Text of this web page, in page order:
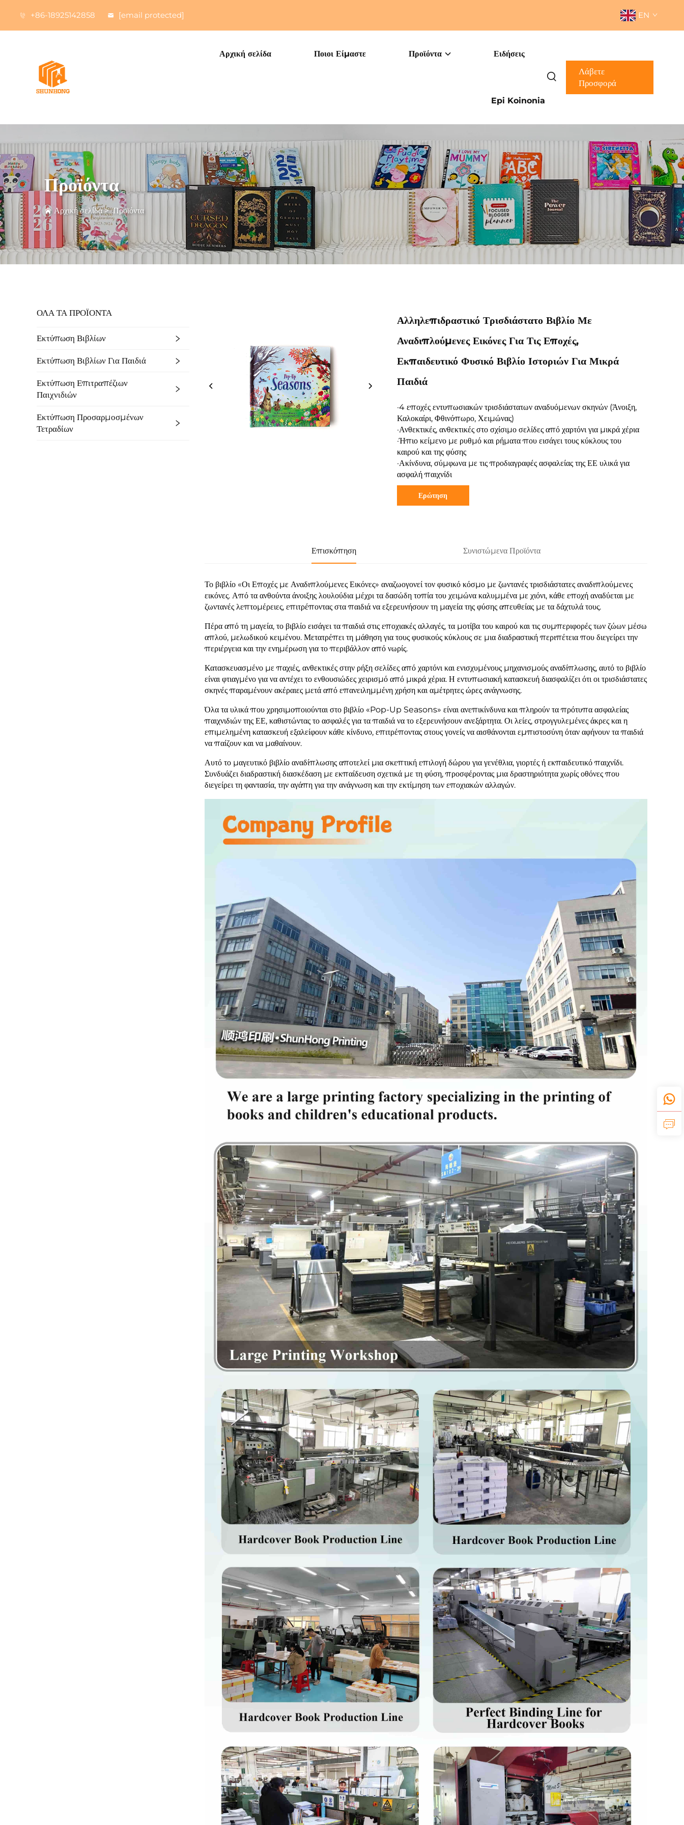
+86-18925142858 [email protected] EN
Αρχική σελίδα Ποιοι Είμαστε Προϊόντα Ειδήσεις
Epi Koinonia
Λάβετε
Προσφορά
Προϊόντα
Αρχική σελίδα>Προϊόντα
ΟΛΑ ΤΑ ΠΡΟΪΟΝΤΑ
Εκτύπωση Βιβλίων
Εκτύπωση Βιβλίων Για Παιδιά
Εκτύπωση Επιτραπέζιων
Παιχνιδιών
Εκτύπωση Προσαρμοσμένων
Τετραδίων
Αλληλεπιδραστικό Τρισδιάστατο Βιβλίο Με
Αναδιπλούμενες Εικόνες Για Τις Εποχές,
Εκπαιδευτικό Φυσικό Βιβλίο Ιστοριών Για Μικρά
Παιδιά
·4 εποχές εντυπωσιακών τρισδιάστατων αναδυόμενων σκηνών (Άνοιξη,
Καλοκαίρι, Φθινόπωρο, Χειμώνας)
·Ανθεκτικές, ανθεκτικές στο σχίσιμο σελίδες από χαρτόνι για μικρά χέρια
·Ήπιο κείμενο με ρυθμό και ρήματα που εισάγει τους κύκλους του
καιρού και της φύσης
·Ακίνδυνα, σύμφωνα με τις προδιαγραφές ασφαλείας της ΕΕ υλικά για
ασφαλή παιχνίδι
Ερώτηση
Επισκόπηση Συνιστώμενα Προϊόντα
Το βιβλίο «Οι Εποχές με Αναδιπλούμενες Εικόνες» αναζωογονεί τον φυσικό κόσμο με ζωντανές τρισδιάστατες αναδιπλούμενες
εικόνες. Από τα ανθούντα άνοιξης λουλούδια μέχρι τα δασώδη τοπία του χειμώνα καλυμμένα με χιόνι, κάθε εποχή αναδύεται με
ζωντανές λεπτομέρειες, επιτρέποντας στα παιδιά να εξερευνήσουν τη μαγεία της φύσης απευθείας με τα δάχτυλά τους.
Πέρα από τη μαγεία, το βιβλίο εισάγει τα παιδιά στις εποχιακές αλλαγές, τα μοτίβα του καιρού και τις συμπεριφορές των ζώων μέσω
απλού, μελωδικού κειμένου. Μετατρέπει τη μάθηση για τους φυσικούς κύκλους σε μια διαδραστική περιπέτεια που διεγείρει την
περιέργεια και την ενημέρωση για το περιβάλλον από νωρίς.
Κατασκευασμένο με παχιές, ανθεκτικές στην ρήξη σελίδες από χαρτόνι και ενισχυμένους μηχανισμούς αναδίπλωσης, αυτό το βιβλίο
είναι φτιαγμένο για να αντέχει το ενθουσιώδες χειρισμό από μικρά χέρια. Η εντυπωσιακή κατασκευή διασφαλίζει ότι οι τρισδιάστατες
σκηνές παραμένουν ακέραιες μετά από επανειλημμένη χρήση και αμέτρητες ώρες ανάγνωσης.
Όλα τα υλικά που χρησιμοποιούνται στο βιβλίο «Pop-Up Seasons» είναι ανεπικίνδυνα και πληρούν τα πρότυπα ασφαλείας
παιχνιδιών της ΕΕ, καθιστώντας το ασφαλές για τα παιδιά να το εξερευνήσουν ανεξάρτητα. Οι λείες, στρογγυλεμένες άκρες και η
επιμελημένη κατασκευή εξαλείφουν κάθε κίνδυνο, επιτρέποντας στους γονείς να αισθάνονται εμπιστοσύνη όταν αφήνουν τα παιδιά
να παίζουν και να μαθαίνουν.
Αυτό το μαγευτικό βιβλίο αναδίπλωσης αποτελεί μια σκεπτική επιλογή δώρου για γενέθλια, γιορτές ή εκπαιδευτικό παιχνίδι.
Συνδυάζει διαδραστική διασκέδαση με εκπαίδευση σχετικά με τη φύση, προσφέροντας μια δραστηριότητα χωρίς οθόνες που
διεγείρει τη φαντασία, την αγάπη για την ανάγνωση και την εκτίμηση των εποχιακών αλλαγών.